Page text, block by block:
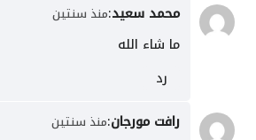
محمد سعيد:منذ سنتين
ما شاء الله
رد
رافت مورجان:منذ سنتين